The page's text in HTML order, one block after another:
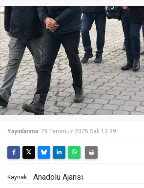
Yayınlanma: 29 Temmuz 2025 Salı 13:39
Kaynak: Anadolu Ajansı